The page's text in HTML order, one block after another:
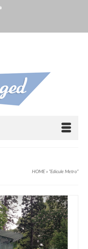
HOME» “Edicule Metro“